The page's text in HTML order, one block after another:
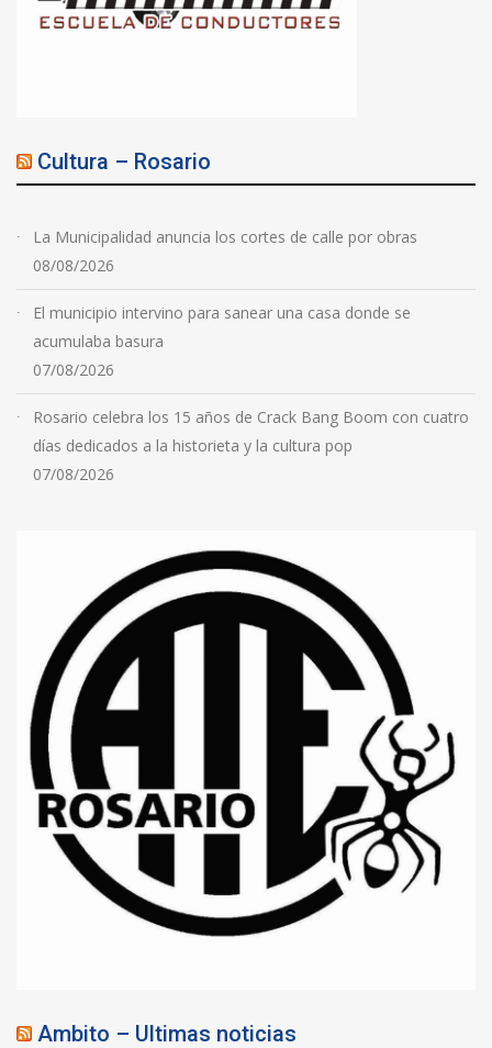
Cultura – Rosario
La Municipalidad anuncia los cortes de calle por obras
08/08/2026
El municipio intervino para sanear una casa donde se
acumulaba basura
07/08/2026
Rosario celebra los 15 años de Crack Bang Boom con cuatro
días dedicados a la historieta y la cultura pop
07/08/2026
Ambito – Ultimas noticias